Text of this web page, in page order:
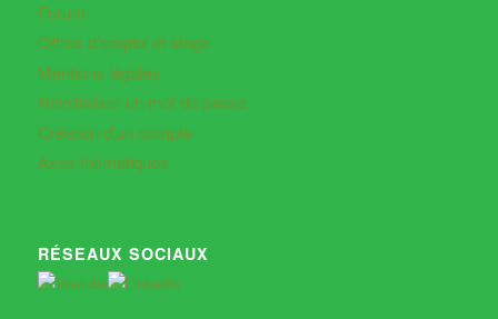
Forum
Offres d’emploi et stage
Mentions légales
Réinitialiser un mot de passe
Création d’un compte
Axes thématiques
RÉSEAUX SOCIAUX